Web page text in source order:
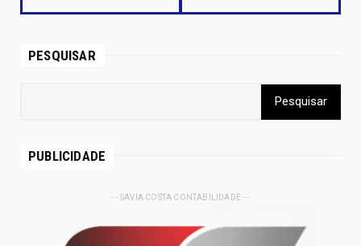
PESQUISAR
PUBLICIDADE
- - SAVIA COSTA CONTABILIDADE - -